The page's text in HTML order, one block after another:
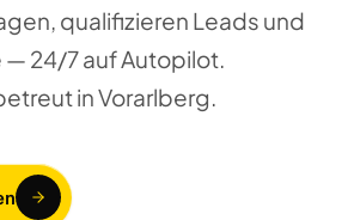
qualifizieren Leads und
— 24/7 auf Autopilot.
in Vorarlberg.